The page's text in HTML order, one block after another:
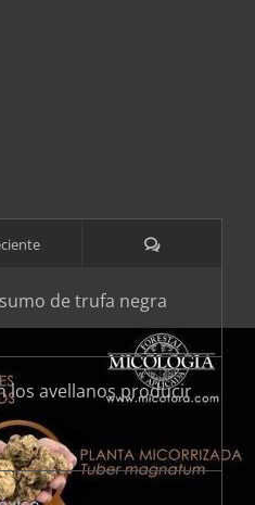
Comentarios
de trufa negra
los avellanos producir